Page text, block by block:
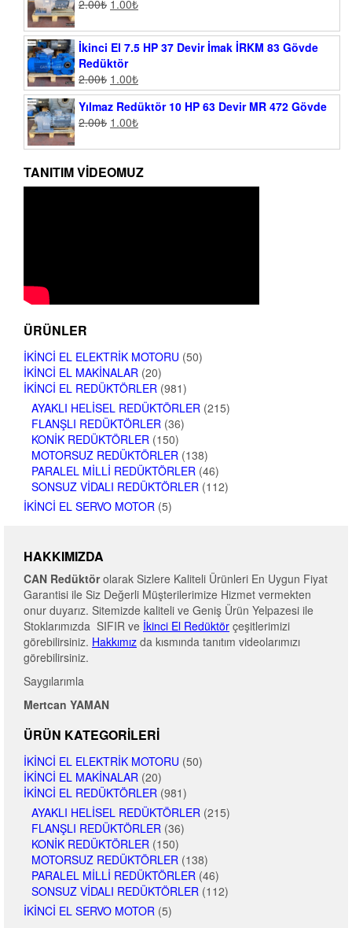
2.00₺ 1.00₺
İkinci El 7.5 HP 37 Devir İmak İRKM 83 Gövde
Redüktör
2.00₺ 1.00₺
Yılmaz Redüktör 10 HP 63 Devir MR 472 Gövde
2.00₺ 1.00₺
TANITIM VIDEOMUZ
ÜRÜNLER
İKINCI EL ELEKTRIK MOTORU (50)
İKINCI EL MAKINALAR (20)
İKINCI EL REDÜKTÖRLER (981)
AYAKLI HELISEL REDÜKTÖRLER (215)
FLANŞLI REDÜKTÖRLER (36)
KONIK REDÜKTÖRLER (150)
MOTORSUZ REDÜKTÖRLER (138)
PARALEL MILLI REDÜKTÖRLER (46)
SONSUZ VIDALI REDÜKTÖRLER (112)
İKINCI EL SERVO MOTOR (5)
HAKKIMIZDA
CAN Redüktörolarak Sizlere Kaliteli Ürünleri En Uygun Fiyat
Garantisi ile Siz Değerli Müşterilerimize Hizmet vermekten
onur duyarız. Sitemizde kaliteli ve Geniş Ürün Yelpazesi ile
Stoklarımızda SIFIR ve İkinci El Redüktör çeşitlerimizi
görebilirsiniz. Hakkımız da kısmında tanıtım videolarımızı
görebilirsiniz.
Saygılarımla
Mertcan YAMAN
ÜRÜN KATEGORILERI
İKINCI EL ELEKTRIK MOTORU (50)
İKINCI EL MAKINALAR (20)
İKINCI EL REDÜKTÖRLER (981)
AYAKLI HELISEL REDÜKTÖRLER (215)
FLANŞLI REDÜKTÖRLER (36)
KONIK REDÜKTÖRLER (150)
MOTORSUZ REDÜKTÖRLER (138)
PARALEL MILLI REDÜKTÖRLER (46)
SONSUZ VIDALI REDÜKTÖRLER (112)
İKINCI EL SERVO MOTOR (5)